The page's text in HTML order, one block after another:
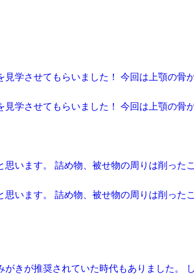
学させてもらいました！ 今回は上顎の骨
学させてもらいました！ 今回は上顎の骨
います。 詰め物、被せ物の周りは削っ
います。 詰め物、被せ物の周りは削っ
きが推奨されていた時代もありました。